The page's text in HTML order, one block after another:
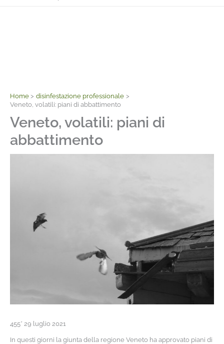
Home
disinfestazione professionale
Veneto, volatili: piani di abbattimento
Veneto, volatili: piani di
abbattimento
455* 29 luglio 2021
In questi giorni la giunta della regione Veneto ha approvato piani di